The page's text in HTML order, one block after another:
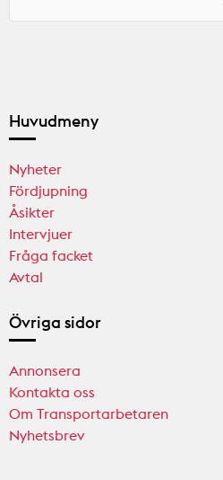
Huvudmeny
Nyheter
Fördjupning
Åsikter
Intervjuer
Fråga facket
Avtal
Övriga sidor
Annonsera
Kontakta oss
Om Transportarbetaren
Nyhetsbrev